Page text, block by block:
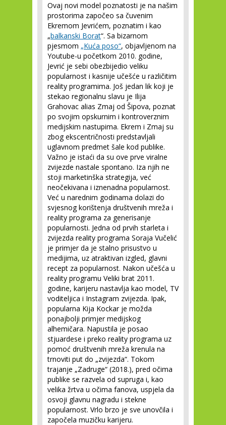
Ovaj novi model poznatosti je na našim
prostorima započeo sa čuvenim
Ekremom Jevrićem, poznatim i kao
„balkanski Borat“. Sa bizarnom
pjesmom „Kuća poso“, objavljenom na
Youtube-u početkom 2010. godine,
Jevrić je sebi obezbijedio veliku
popularnost i kasnije učešće u različitim
reality programima. Još jedan lik koji je
stekao regionalnu slavu je Ilija
Grahovac alias Zmaj od Šipova, poznat
po svojim opskurnim i kontroverznim
medijskim nastupima. Ekrem i Zmaj su
zbog ekscentričnosti predstavljali
uglavnom predmet šale kod publike.
Važno je istaći da su ove prve viralne
zvijezde nastale spontano. Iza njih ne
stoji marketinška strategija, već
neočekivana i iznenadna popularnost.
Već u narednim godinama dolazi do
svjesnog korištenja društvenih mreža i
reality programa za generisanje
popularnosti. Jedna od prvih starleta i
zvijezda reality programa Soraja Vučelić
je primjer da je stalno prisustvo u
medijima, uz atraktivan izgled, glavni
recept za popularnost. Nakon učešća u
reality programu Veliki brat 2011.
godine, karijeru nastavlja kao model, TV
voditeljica i Instagram zvijezda. Ipak,
popularna Kija Kockar je možda
ponajbolji primjer medijskog
alhemičara. Napustila je posao
stjuardese i preko reality programa uz
pomoć društvenih mreža krenula na
trnoviti put do „zvijezda“. Tokom
trajanje „Zadruge“ (2018.), pred očima
publike se razvela od supruga i, kao
velika žrtva u očima fanova, uspjela da
osvoji glavnu nagradu i stekne
popularnost. Vrlo brzo je sve unovčila i
započela muzičku karijeru.